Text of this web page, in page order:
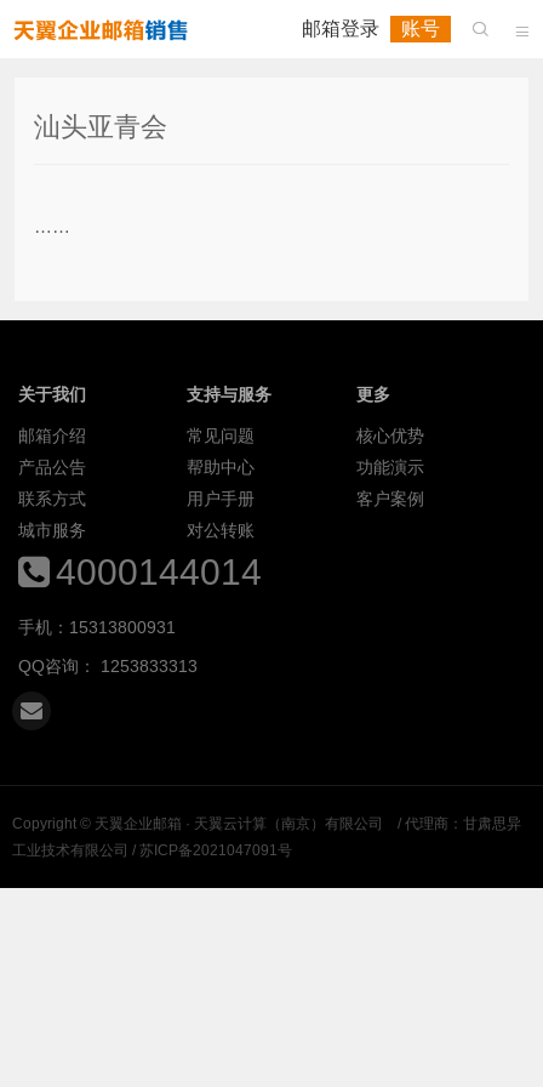

邮箱登录 账号 
汕头亚青会
……
关于我们
邮箱介绍
产品公告
联系方式
城市服务
支持与服务
常见问题
帮助中心
用户手册
对公转账
更多
核心优势
功能演示
客户案例
4000144014
手机：15313800931
QQ咨询： 1253833313
Copyright © 天翼企业邮箱 · 天翼云计算（南京）有限公司
/ 代理商：甘肃思异
工业技术有限公司 / 苏ICP备2021047091号